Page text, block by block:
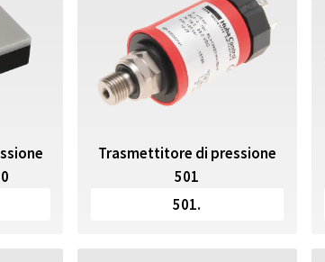
Trasmettitore di pressione
501
501.